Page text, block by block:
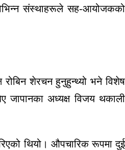
संस्थाहरूले सह-आयोजकको
शेरचन हुनुहुन्थ्यो भने विशेष
जापानका अध्यक्ष विजय थकाली
थियो। औपचारिक रूपमा दुई